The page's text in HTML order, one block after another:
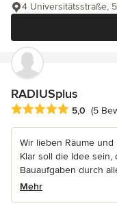
4 Universitätsstraße,
RADIUSplus
Durchschnittliche
5,0 (5
Wir lieben Räume
Klar soll die Idee
Bauaufgaben durch
Mehr